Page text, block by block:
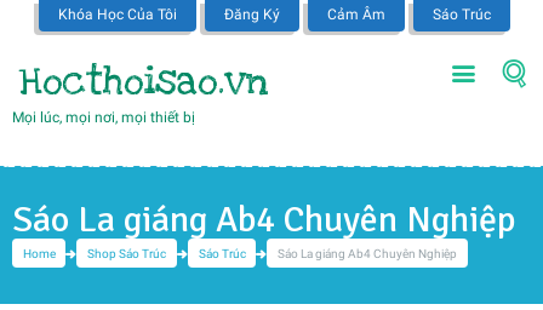
Khóa Học Của Tôi Đăng Ký Cảm Âm Sáo Trúc
Hocthoisao.vn
Mọi lúc, mọi nơi, mọi thiết bị
Home Shop Sáo Trúc Sáo Trúc Sáo La giáng Ab4 Chuyên Nghiệp
Sáo La giáng Ab4 Chuyên Nghiệp